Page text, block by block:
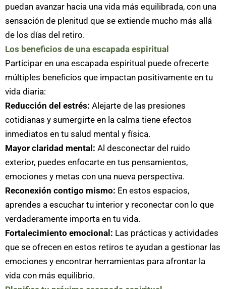
puedan avanzar hacia una vida más equilibrada, con una
sensación de plenitud que se extiende mucho más allá
de los días del retiro.
Los beneficios de una escapada espiritual
Participar en una escapada espiritual puede ofrecerte
múltiples beneficios que impactan positivamente en tu
vida diaria:
Reducción del estrés: Alejarte de las presiones
cotidianas y sumergirte en la calma tiene efectos
inmediatos en tu salud mental y física.
Mayor claridad mental: Al desconectar del ruido
exterior, puedes enfocarte en tus pensamientos,
emociones y metas con una nueva perspectiva.
Reconexión contigo mismo: En estos espacios,
aprendes a escuchar tu interior y reconectar con lo que
verdaderamente importa en tu vida.
Fortalecimiento emocional: Las prácticas y actividades
que se ofrecen en estos retiros te ayudan a gestionar las
emociones y encontrar herramientas para afrontar la
vida con más equilibrio.